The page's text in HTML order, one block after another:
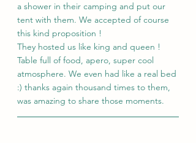
a shower in their camping and put our
tent with them. We accepted of course
this kind proposition !
They hosted us like king and queen !
Table full of food, apero, super cool
atmosphere. We even had like a real bed
:) thanks again thousand times to them,
was amazing to share those moments.